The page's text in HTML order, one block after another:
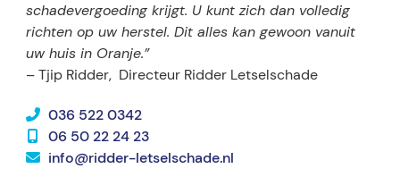
schadevergoeding krijgt. U kunt zich dan volledig
richten op uw herstel. Dit alles kan gewoon vanuit
uw huis in Oranje.”
– Tjip Ridder, Directeur Ridder Letselschade
036 522 0342
06 50 22 24 23
info@ridder-letselschade.nl